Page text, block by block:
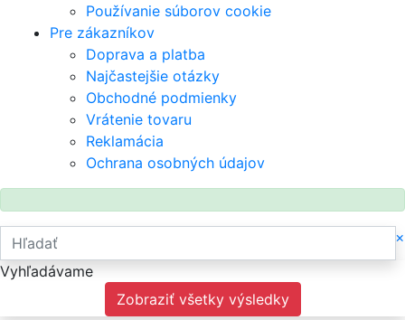
Používanie súborov cookie
Pre zákazníkov
Doprava a platba
Najčastejšie otázky
Obchodné podmienky
Vrátenie tovaru
Reklamácia
Ochrana osobných údajov
×
Vyhľadávame
Zobraziť všetky výsledky